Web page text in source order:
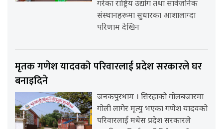
गरेका राष्ट्रिय उद्योग तथा सार्वजनिक
संस्थानहरूमा सुधारका आशालाग्दा
परिणाम देखिन
मृतक गणेश यादवको परिवारलाई प्रदेश सरकारले घर
बनाइदिने
जनकपुरधाम । सिरहाको गोलबजारमा
गोली लागेर मृत्यु भएका गणेश यादवको
परिवारलाई मधेस प्रदेश सरकारले